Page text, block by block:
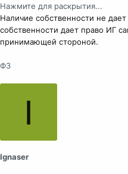
Нажмите для раскрытия...
Наличие собственности не
собственности дает право ИГ
принимающей стороной.
ФЗ
I
Ignaser